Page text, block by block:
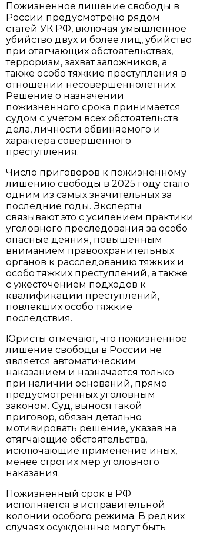
Пожизненное лишение свободы в
России предусмотрено рядом
статей УК РФ, включая умышленное
убийство двух и более лиц, убийство
при отягчающих обстоятельствах,
терроризм, захват заложников, а
также особо тяжкие преступления в
отношении несовершеннолетних.
Решение о назначении
пожизненного срока принимается
судом с учетом всех обстоятельств
дела, личности обвиняемого и
характера совершенного
преступления.
Число приговоров к пожизненному
лишению свободы в 2025 году стало
одним из самых значительных за
последние годы. Эксперты
связывают это с усилением практики
уголовного преследования за особо
опасные деяния, повышенным
вниманием правоохранительных
органов к расследованию тяжких и
особо тяжких преступлений, а также
с ужесточением подходов к
квалификации преступлений,
повлекших особо тяжкие
последствия.
Юристы отмечают, что пожизненное
лишение свободы в России не
является автоматическим
наказанием и назначается только
при наличии оснований, прямо
предусмотренных уголовным
законом. Суд, вынося такой
приговор, обязан детально
мотивировать решение, указав на
отягчающие обстоятельства,
исключающие применение иных,
менее строгих мер уголовного
наказания.
Пожизненный срок в РФ
исполняется в исправительной
колонии особого режима. В редких
случаях осужденные могут быть